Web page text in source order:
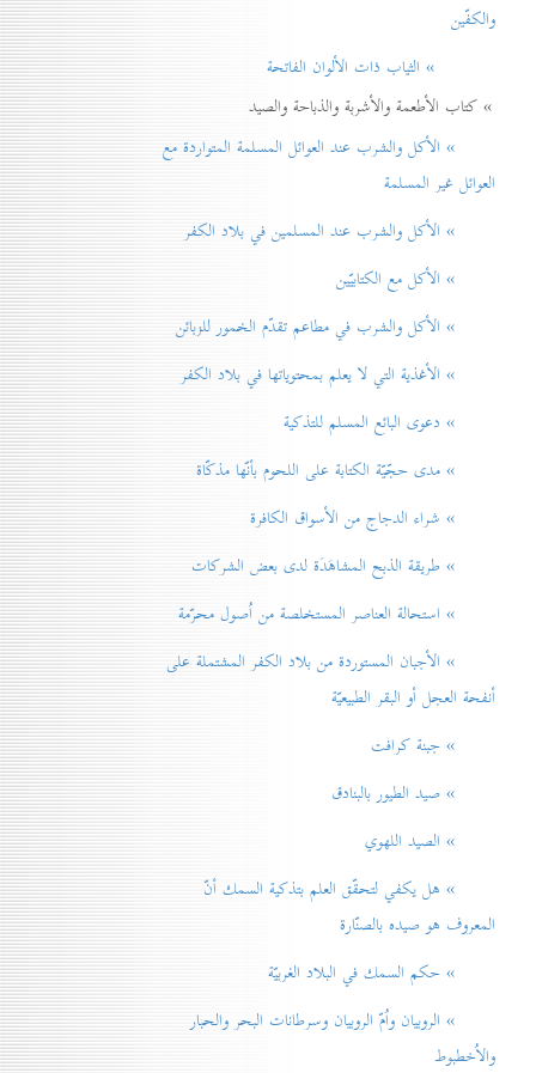
والكفّين
» الثياب ذات الألوان الفاتحة
» كتاب الأطعمة والأشربة والذباحة والصيد
» الأكل والشرب عند العوائل المسلمة المتواردة مع
العوائل غير المسلمة
» الأكل والشرب عند المسلمين في بلاد الكفر
» الأكل مع الكتابيّين
» الأكل والشرب في مطاعم تقدّم الخمور للزبائن
» الأغذية التي لا يعلم بمحتوياتها في بلاد الكفر
» دعوی البائع المسلم للتذكية
» مدی حجّيّة الكتابة على اللحوم بأنّها مذكّاة
» شراء الدجاج من الأسواق الكافرة
» طريقة الذبح المشاهَدَة لدی بعض الشركات
» استحالة العناصر المستخلصة من اُصول محرّمة
» الأجبان المستوردة من بلاد الكفر المشتملة على
أنفحة العجل أو البقر الطبيعيّة
» جبنة كرافت
» صيد الطيور بالبنادق
» الصيد اللهوي
» هل يكفي لتحقّق العلم بتذكية السمك أنّ
المعروف هو صيده بالصنّارة
» حكم السمك في البلاد الغربيّة
» الروبيان واُمّ الروبيان وسرطانات البحر والحبار
والاُخطبوط